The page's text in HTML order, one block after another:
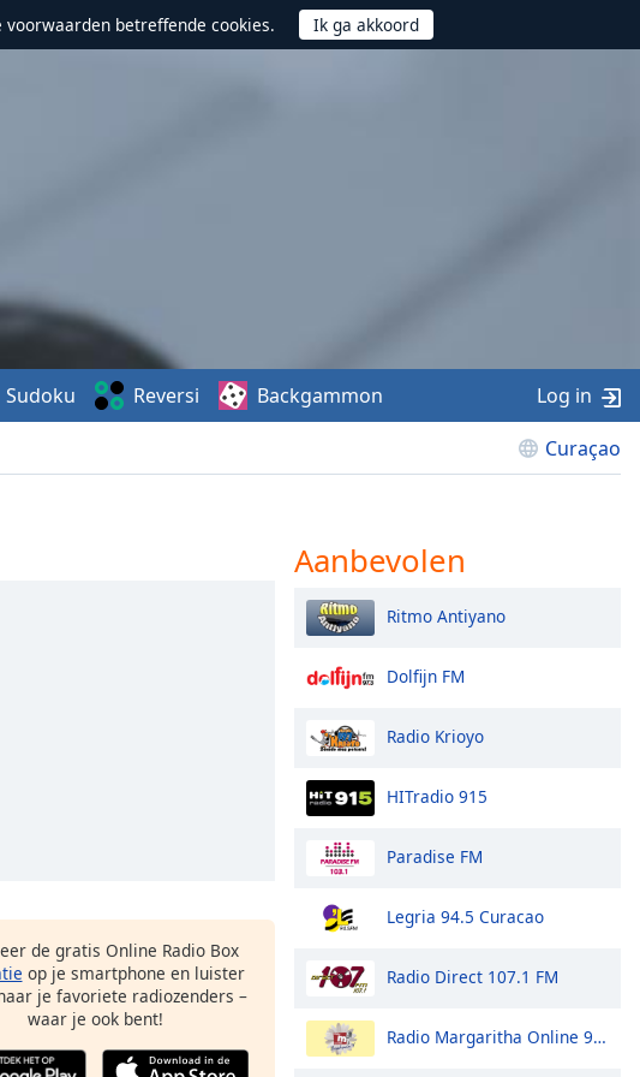
betreffende cookies.
Curaçao
Sudoku Reversi Backgammon Log in
de gratis Online Radio Box
op je smartphone en luister
je favoriete radiozenders –
waar je ook bent!
Aanbevolen
Ritmo Antiyano
Dolfijn FM
Radio Krioyo
HITradio 915
Paradise FM
Legria 94.5 Curacao
Radio Direct 107.1 FM
Radio Margaritha Online 90.3 FM